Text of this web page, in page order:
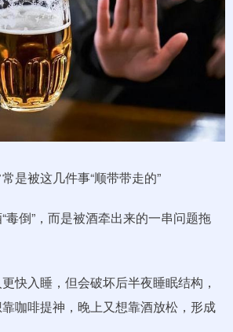
是被这几件事“顺带带走的”
毒倒”，而是被酒牵出来的一串问题拖
快入睡，但会破坏后半夜睡眠结构，
咖啡提神，晚上又想靠酒放松，形成